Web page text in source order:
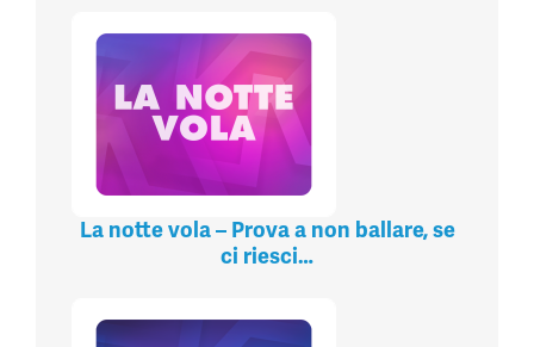
La notte vola – Prova a non ballare, se
ci riesci…